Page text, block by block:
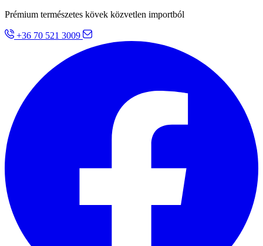
Prémium természetes kövek közvetlen importból
+36 70 521 3009